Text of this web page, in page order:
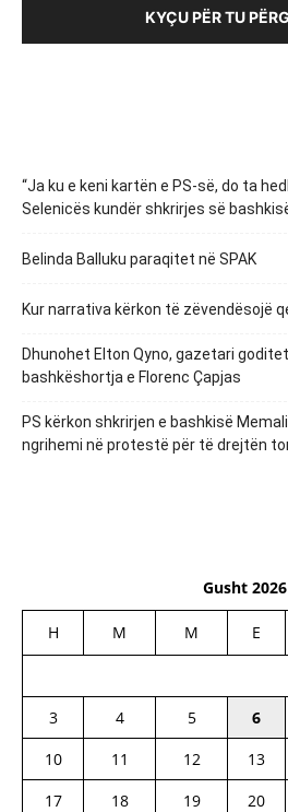
KYÇU PËR TU
“Ja ku e keni kartën e PS-së, do ta
Selenicës kundër shkrirjes së
Belinda Balluku paraqitet në SPAK
Kur narrativa kërkon të zëvendësojë
Dhunohet Elton Qyno, gazetari
bashkëshortja e Florenc Çapjas
PS kërkon shkrirjen e bashkisë
ngrihemi në protestë për të drejtën
Gusht 2026
H M M E
3
4 5 6
10
11 12 13
17
18 19 20